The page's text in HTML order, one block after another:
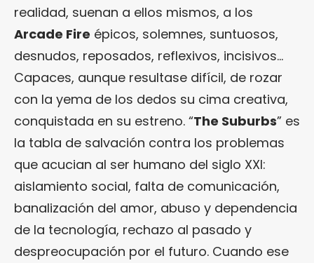
realidad, suenan a ellos mismos, a los
Arcade Fire épicos, solemnes, suntuosos,
desnudos, reposados, reflexivos, incisivos…
Capaces, aunque resultase difícil, de rozar
con la yema de los dedos su cima creativa,
conquistada en su estreno. “The Suburbs” es
la tabla de salvación contra los problemas
que acucian al ser humano del siglo XXI:
aislamiento social, falta de comunicación,
banalización del amor, abuso y dependencia
de la tecnología, rechazo al pasado y
despreocupación por el futuro. Cuando ese